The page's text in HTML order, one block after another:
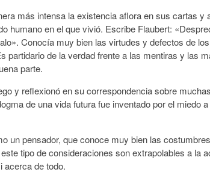
más intensa la existencia aflora en sus cartas y
humano en el que vivió. Escribe Flaubert:
Conocía muy bien las virtudes y defectos de
partidario de la verdad frente a las mentiras y las
parte.
y reflexionó en su correspondencia sobre
de una vida futura fue inventado por el miedo
un pensador, que conoce muy bien las
tipo de consideraciones son extrapolables a la
acerca de todo.